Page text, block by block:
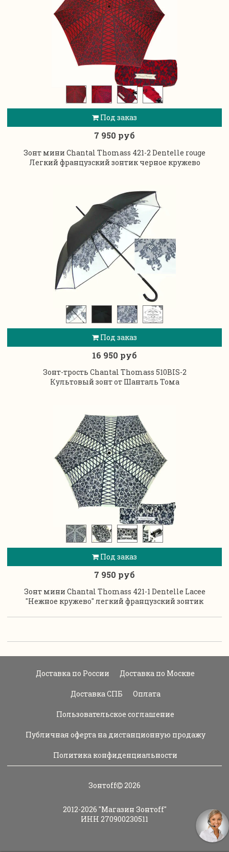
Под заказ
7 950 руб
Зонт мини Chantal Thomass 421-2 Dentelle rouge
Легкий французский зонтик черное кружево
Под заказ
16 950 руб
Зонт-трость Chantal Thomass 510BIS-2
Культовый зонт от Шанталь Тома
Под заказ
7 950 руб
Зонт мини Chantal Thomass 421-1 Dentelle Lacee
"Нежное кружево" легкий французский зонтик
Доставка по России Доставка по Москве
Доставка СПБ Оплата
Пользовательское соглашение
Публичная оферта на дистанционную продажу
Политика конфиденциальности
Зонтoff 2026
2012-2026 "Магазин Зонтoff"
ИНН 270900230511